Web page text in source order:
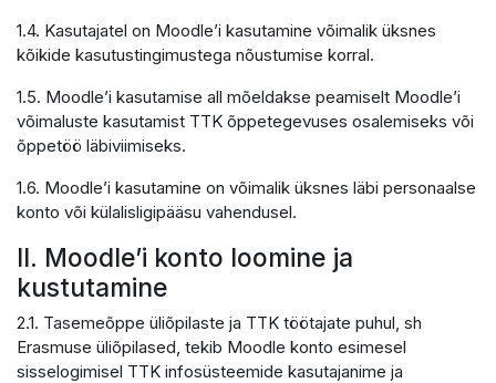
1.4. Kasutajatel on Moodle’i kasutamine võimalik üksnes
kõikide kasutustingimustega nõustumise korral.
1.5. Moodle’i kasutamise all mõeldakse peamiselt Moodle’i
võimaluste kasutamist TTK õppetegevuses osalemiseks või
õppetöö läbiviimiseks.
1.6. Moodle’i kasutamine on võimalik üksnes läbi personaalse
konto või külalisligipääsu vahendusel.
II. Moodle’i konto loomine ja
kustutamine
2.1. Tasemeõppe üliõpilaste ja TTK töötajate puhul, sh
Erasmuse üliõpilased, tekib Moodle konto esimesel
sisselogimisel TTK infosüsteemide kasutajanime ja